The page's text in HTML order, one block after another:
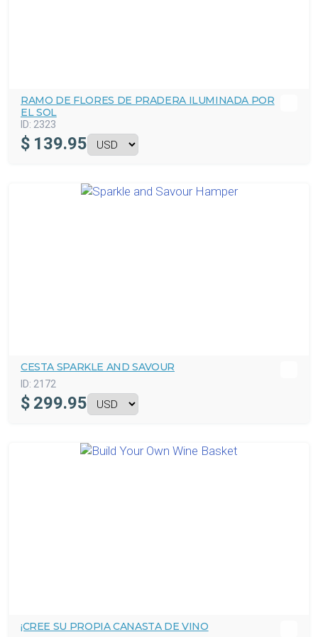
RAMO DE FLORES DE PRADERA ILUMINADA POR
EL SOL
ID: 2323
$ 139.95
CESTA SPARKLE AND SAVOUR
ID: 2172
$ 299.95
¡CREE SU PROPIA CANASTA DE VINO